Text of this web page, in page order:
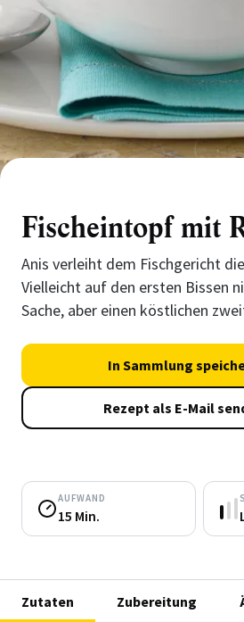
Fischeintopf mit
Anis verleiht dem Fischgericht
Vielleicht auf den ersten Bissen
Sache, aber einen köstlichen
In Sammlung
Rezept als E-Mail
AUFWAND
15 Min.
Zutaten Zubereitung